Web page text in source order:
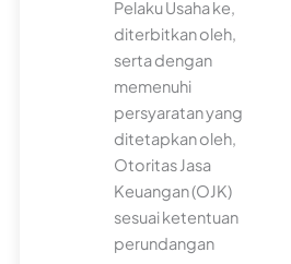
Pelaku Usaha ke,
diterbitkan oleh,
serta dengan
memenuhi
persyaratan yang
ditetapkan oleh,
Otoritas Jasa
Keuangan (OJK)
sesuai ketentuan
perundangan